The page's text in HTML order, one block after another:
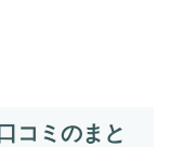
コミのまと